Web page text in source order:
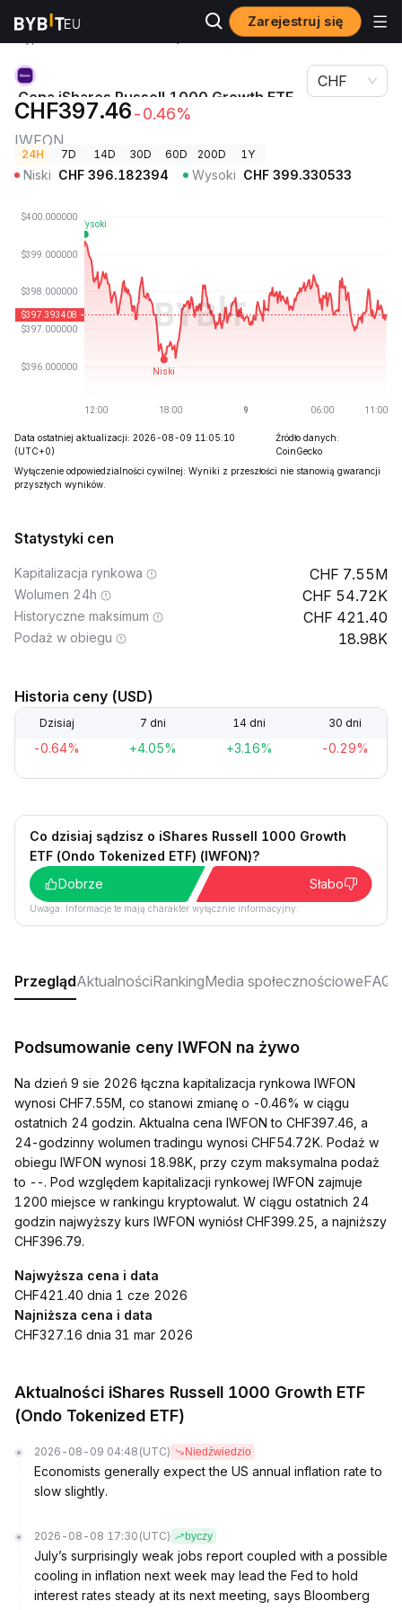
Zarejestruj się
Ceny
Cena iShares Russell 1000 Growth ETF (Ondo
Cena iShares Russell 1000 Growth ETF
(Ondo Tokenized ETF)
IWFON
CHF397.46-0.46%
CHF
24H 7D 14D 30D 60D 200D 1Y
Niski CHF 396.182394 Wysoki CHF 399.330533
Data ostatniej aktualizacji: 2026-08-09 11:05:10
(UTC+0)
Źródło danych:
CoinGecko
Wyłączenie odpowiedzialności cywilnej: Wyniki z przeszłości nie stanowią gwarancji
przyszłych wyników.
Statystyki cen
Kapitalizacja rynkowa 7.55M
Wolumen 24h 54.72K
Historyczne maksimum 421.40
Podaż w obiegu 18.98K
Historia ceny (USD)
Dzisiaj 7 dni 14 dni 30 dni
-0.64% +4.05% +3.16% -0.29%
Co dzisiaj sądzisz o iShares Russell 1000 Growth
ETF (Ondo Tokenized ETF) (IWFON)?
Dobrze
Słabo
Uwaga: Informacje te mają charakter wyłącznie informacyjny.
PrzeglądAktualnościRankingMedia społecznościoweFAQ
Podsumowanie ceny IWFON na żywo
Na dzień 9 sie 2026 łączna kapitalizacja rynkowa IWFON
wynosi CHF7.55M, co stanowi zmianę o -0.46% w ciągu
ostatnich 24 godzin. Aktualna cena IWFON to CHF397.46, a
24-godzinny wolumen tradingu wynosi CHF54.72K. Podaż w
obiegu IWFON wynosi 18.98K, przy czym maksymalna podaż
to --. Pod względem kapitalizacji rynkowej IWFON zajmuje
1200 miejsce w rankingu kryptowalut. W ciągu ostatnich 24
godzin najwyższy kurs IWFON wyniósł CHF399.25, a najniższy
CHF396.79.
Najwyższa cena i data
CHF421.40 dnia 1 cze 2026
Najniższa cena i data
CHF327.16 dnia 31 mar 2026
Aktualności iShares Russell 1000 Growth ETF
(Ondo Tokenized ETF)
2026-08-09 04:48 (UTC) Niedźwiedzio
Economists generally expect the US annual inflation rate to
slow slightly.
2026-08-08 17:30 (UTC) byczy
July’s surprisingly weak jobs report coupled with a possible
cooling in inflation next week may lead the Fed to hold
interest rates steady at its next meeting, says Bloomberg